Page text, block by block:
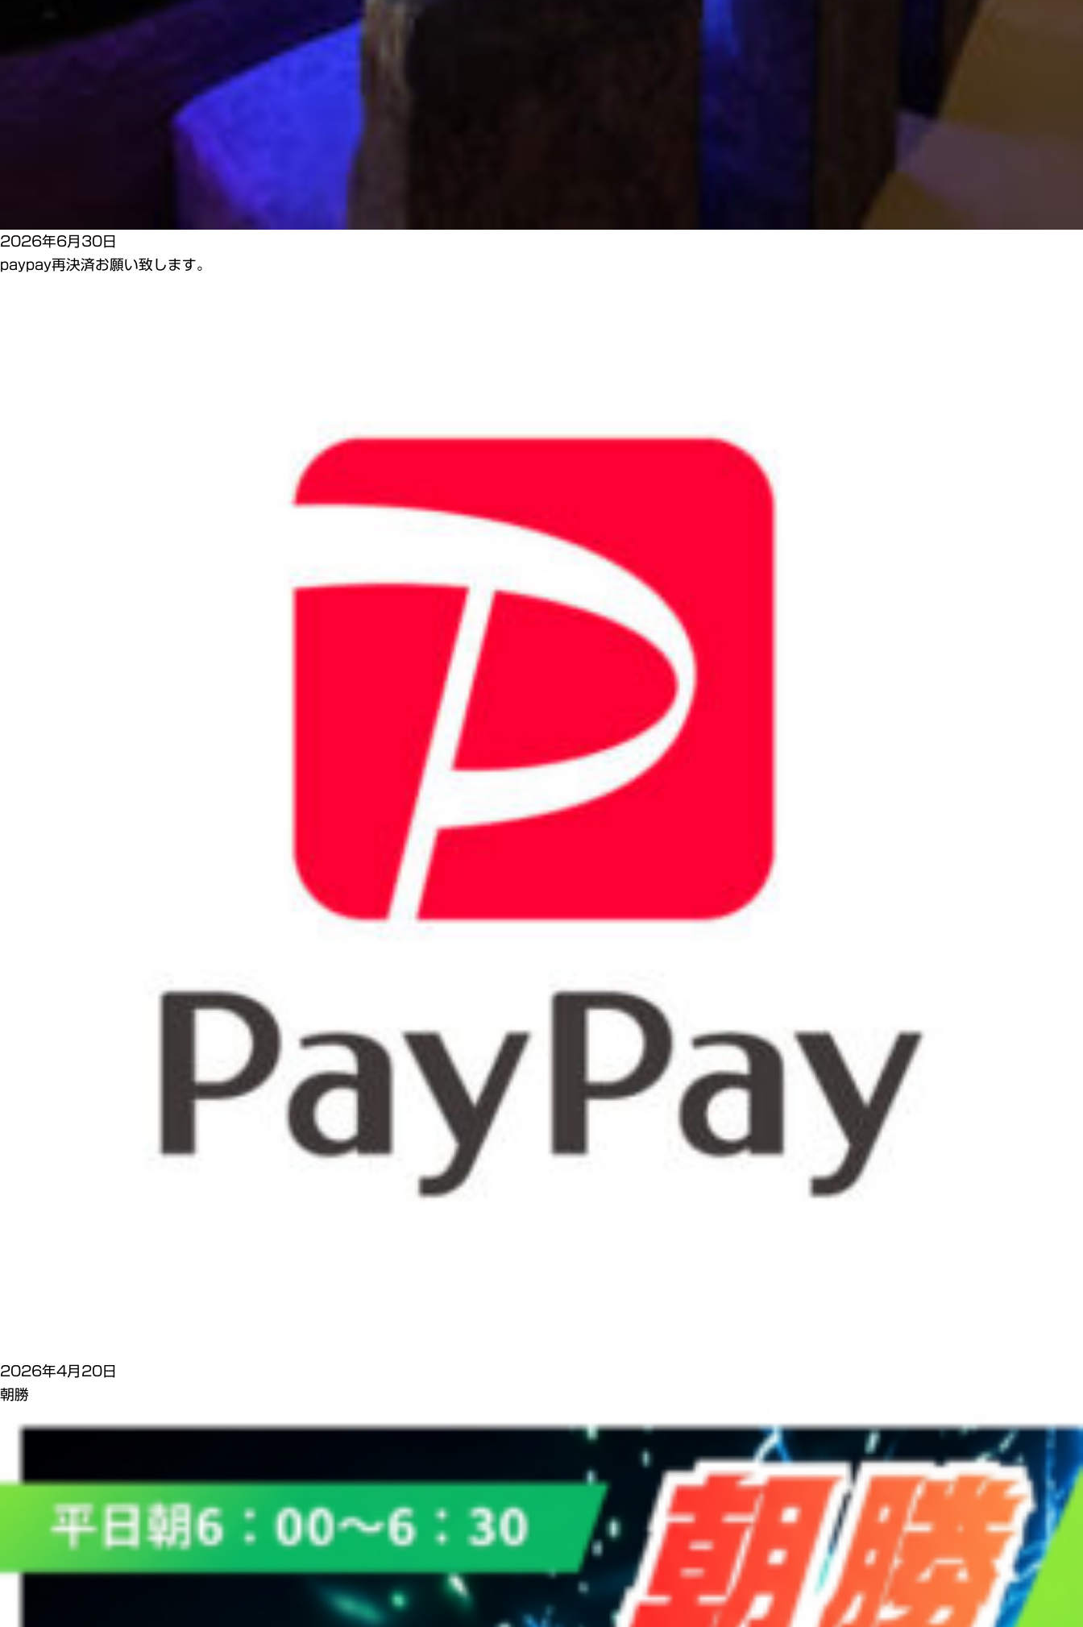
2026年6月30日
paypay再決済お願い致します。
2026年4月20日
朝勝